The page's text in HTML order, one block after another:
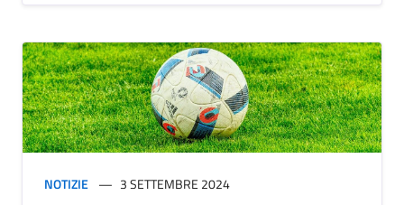
NOTIZIE 3 SETTEMBRE 2024